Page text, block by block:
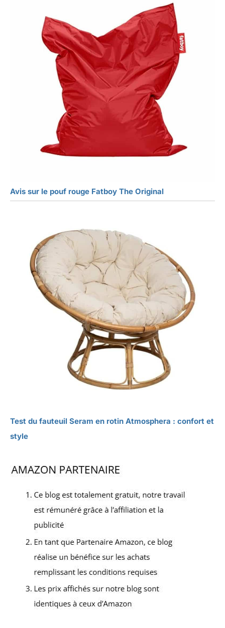
Avis sur le pouf rouge Fatboy The Original
Test du fauteuil Seram en rotin Atmosphera : confort et
style